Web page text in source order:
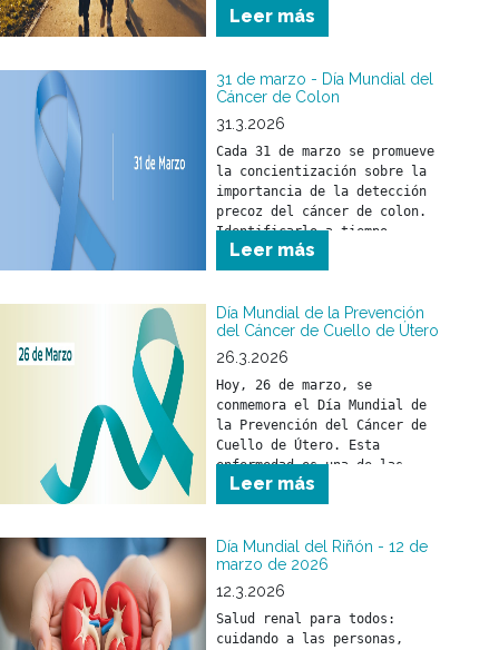
Leer más
31 de marzo - Día Mundial del
Cáncer de Colon
31.3.2026
Cada 31 de marzo se promueve
la concientización sobre la
importancia de la detección
precoz del cáncer de colon.
Identificarlo a tiempo
permite iniciar un
tratamiento oportuno y
salud.
Leer más
Día Mundial de la Prevención
del Cáncer de Cuello de Útero
26.3.2026
Hoy, 26 de marzo, se
conmemora el Día Mundial de
la Prevención del Cáncer de
Cuello de Útero. Esta
enfermedad es una de las
pocas que pueden prevenirse
si se toman medidas a tiempo.
Leer más
Día Mundial del Riñón - 12 de
marzo de 2026
12.3.2026
Salud renal para todos:
cuidando a las personas,